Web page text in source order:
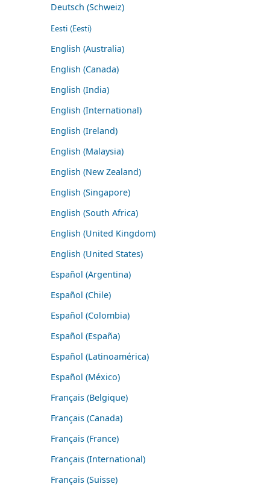
Deutsch (Schweiz)
Eesti (Eesti)
English (Australia)
English (Canada)
English (India)
English (International)
English (Ireland)
English (Malaysia)
English (New Zealand)
English (Singapore)
English (South Africa)
English (United Kingdom)
English (United States)
Español (Argentina)
Español (Chile)
Español (Colombia)
Español (España)
Español (Latinoamérica)
Español (México)
Français (Belgique)
Français (Canada)
Français (France)
Français (International)
Français (Suisse)